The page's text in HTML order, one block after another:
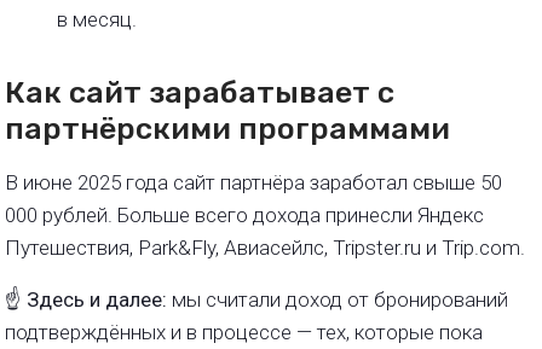
в месяц.
Как сайт зарабатывает с
партнёрскими программами
В июне 2025 года сайт партнёра заработал свыше 50
000 рублей. Больше всего дохода принесли Яндекс
Путешествия, Park&Fly, Авиасейлс, Tripster.ru и Trip.com.
☝️ Здесь и далее: мы считали доход от бронирований
подтверждённых и в процессе — тех, которые пока